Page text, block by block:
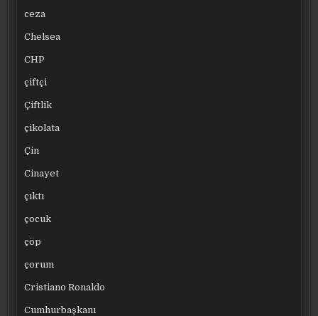
ceza
Chelsea
CHP
çiftçi
Çiftlik
çikolata
Çin
Cinayet
çıktı
çocuk
çöp
çorum
Cristiano Ronaldo
Cumhurbaşkanı